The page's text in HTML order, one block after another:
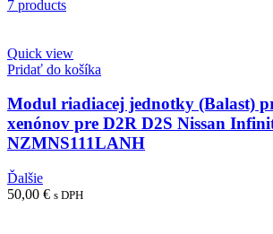
7 products
Quick view
Pridať do košíka
Modul riadiacej jednotky (Balast)
xenónov pre D2R D2S Nissan
NZMNS111LANH
Ďalšie
50,00 € s DPH